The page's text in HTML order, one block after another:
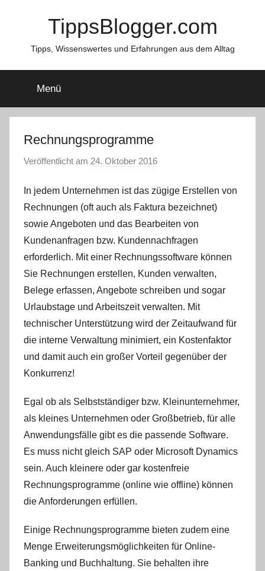
TippsBlogger.com
Tipps, Wissenswertes und Erfahrungen aus dem Alltag
Menü
Rechnungsprogramme
Veröffentlicht am 24. Oktober 2016
n
t
i
p
p
s
g
e
In jedem Unternehmen ist das zügige Erstellen von
Rechnungen (oft auch als Faktura bezeichnet)
sowie Angeboten und das Bearbeiten von
Kundenanfragen bzw. Kundennachfragen
erforderlich. Mit einer Rechnungssoftware können
Sie Rechnungen erstellen, Kunden verwalten,
Belege erfassen, Angebote schreiben und sogar
Urlaubstage und Arbeitszeit verwalten. Mit
technischer Unterstützung wird der Zeitaufwand für
die interne Verwaltung minimiert, ein Kostenfaktor
und damit auch ein großer Vorteil gegenüber der
Konkurrenz!
Egal ob als Selbstständiger bzw. Kleinunternehmer,
als kleines Unternehmen oder Großbetrieb, für alle
Anwendungsfälle gibt es die passende Software.
Es muss nicht gleich SAP oder Microsoft Dynamics
sein. Auch kleinere oder gar kostenfreie
Rechnungsprogramme (online wie offline) können
die Anforderungen erfüllen.
Einige Rechnungsprogramme bieten zudem eine
Menge Erweiterungsmöglichkeiten für Online-
Banking und Buchhaltung. Sie behalten ihre